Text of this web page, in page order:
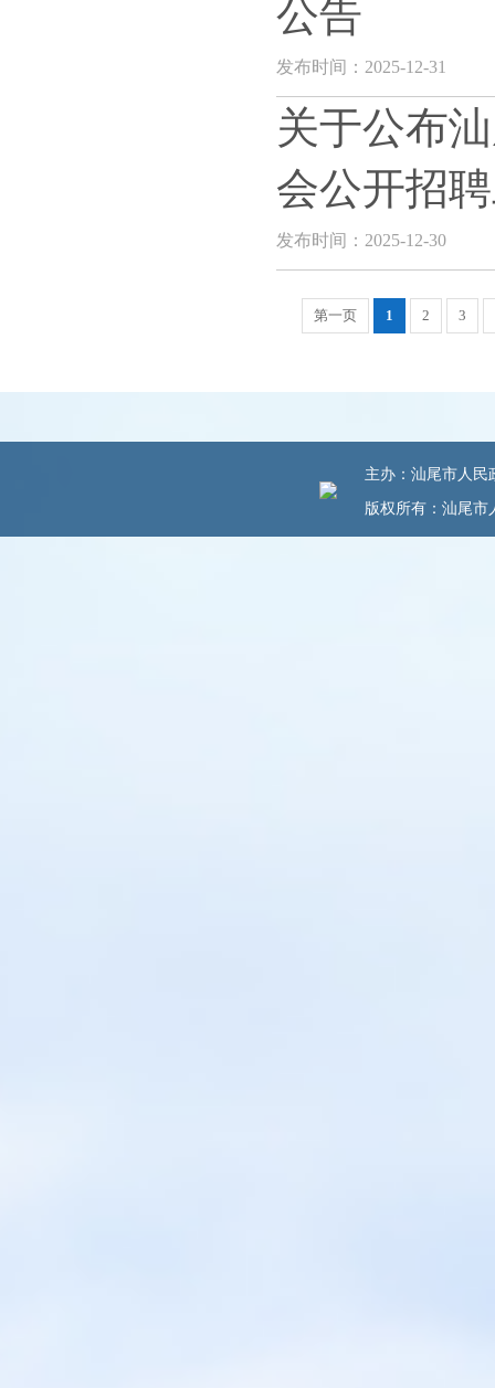
公告
发布时间：2025-12-31
关于公布
会公开招
发布时间：2025-12-30
第一页 1 2 3
主办：汕尾市人民
版权所有：汕尾